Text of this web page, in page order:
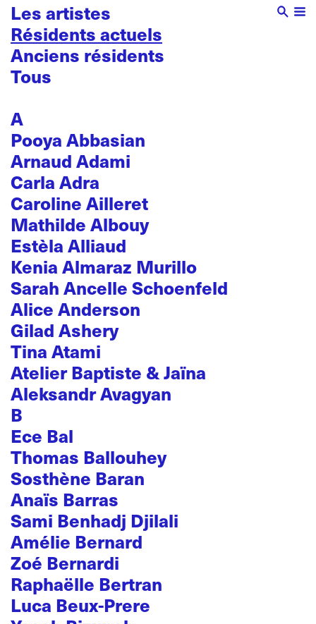
Les artistes
Résidents actuels
Anciens résidents
Tous
A
Pooya Abbasian
Arnaud Adami
Carla Adra
Caroline Ailleret
Mathilde Albouy
Estèla Alliaud
Kenia Almaraz Murillo
Sarah Ancelle Schoenfeld
Alice Anderson
Gilad Ashery
Tina Atami
Atelier Baptiste & Jaïna
Aleksandr Avagyan
B
Ece Bal
Thomas Ballouhey
Sosthène Baran
Anaïs Barras
Sami Benhadj Djilali
Amélie Bernard
Zoé Bernardi
Raphaëlle Bertran
Luca Beux-Prere